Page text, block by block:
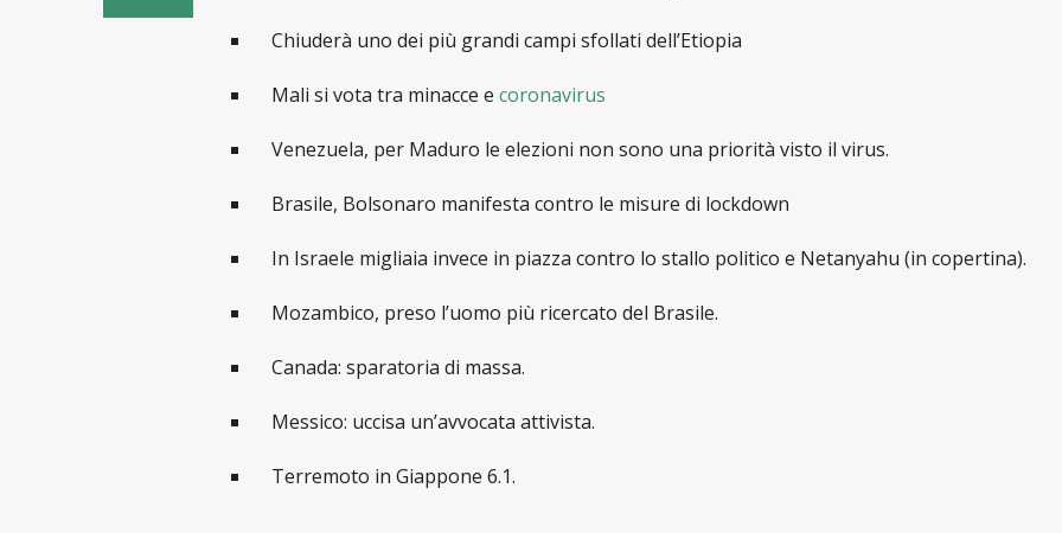
Chiuderà uno dei più grandi campi sfollati dell’Etiopia
Mali si vota tra minacce e coronavirus
Venezuela, per Maduro le elezioni non sono una priorità visto il virus.
Brasile, Bolsonaro manifesta contro le misure di lockdown
In Israele migliaia invece in piazza contro lo stallo politico e Netanyahu (in copertina).
Mozambico, preso l’uomo più ricercato del Brasile.
Canada: sparatoria di massa.
Messico: uccisa un’avvocata attivista.
Terremoto in Giappone 6.1.